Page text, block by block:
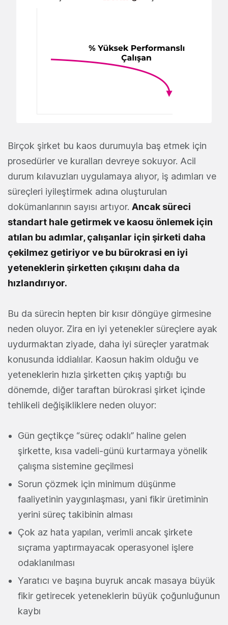
Birçok şirket bu kaos durumuyla baş etmek için
prosedürler ve kuralları devreye sokuyor. Acil
durum kılavuzları uygulamaya alıyor, iş adımları ve
süreçleri iyileştirmek adına oluşturulan
dokümanlarının sayısı artıyor. Ancak süreci
standart hale getirmek ve kaosu önlemek için
atılan bu adımlar, çalışanlar için şirketi daha
çekilmez getiriyor ve bu bürokrasi en iyi
yeteneklerin şirketten çıkışını daha da
hızlandırıyor.
Bu da sürecin hepten bir kısır döngüye girmesine
neden oluyor. Zira en iyi yetenekler süreçlere ayak
uydurmaktan ziyade, daha iyi süreçler yaratmak
konusunda iddialılar. Kaosun hakim olduğu ve
yeteneklerin hızla şirketten çıkış yaptığı bu
dönemde, diğer taraftan bürokrasi şirket içinde
tehlikeli değişikliklere neden oluyor:
Gün geçtikçe “süreç odaklı” haline gelen
şirkette, kısa vadeli-günü kurtarmaya yönelik
çalışma sistemine geçilmesi
Sorun çözmek için minimum düşünme
faaliyetinin yaygınlaşması, yani fikir üretiminin
yerini süreç takibinin alması
Çok az hata yapılan, verimli ancak şirkete
sıçrama yaptırmayacak operasyonel işlere
odaklanılması
Yaratıcı ve başına buyruk ancak masaya büyük
fikir getirecek yeteneklerin büyük çoğunluğunun
kaybı